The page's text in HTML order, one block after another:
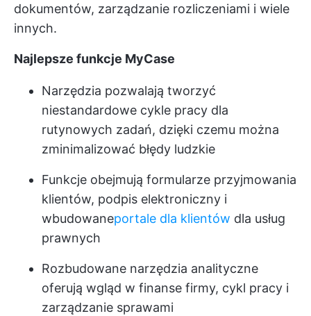
dokumentów, zarządzanie rozliczeniami i wiele
innych.
Najlepsze funkcje MyCase
Narzędzia pozwalają tworzyć
niestandardowe cykle pracy dla
rutynowych zadań, dzięki czemu można
zminimalizować błędy ludzkie
Funkcje obejmują formularze przyjmowania
klientów, podpis elektroniczny i
wbudowaneportale dla klientów dla usług
prawnych
Rozbudowane narzędzia analityczne
oferują wgląd w finanse firmy, cykl pracy i
zarządzanie sprawami